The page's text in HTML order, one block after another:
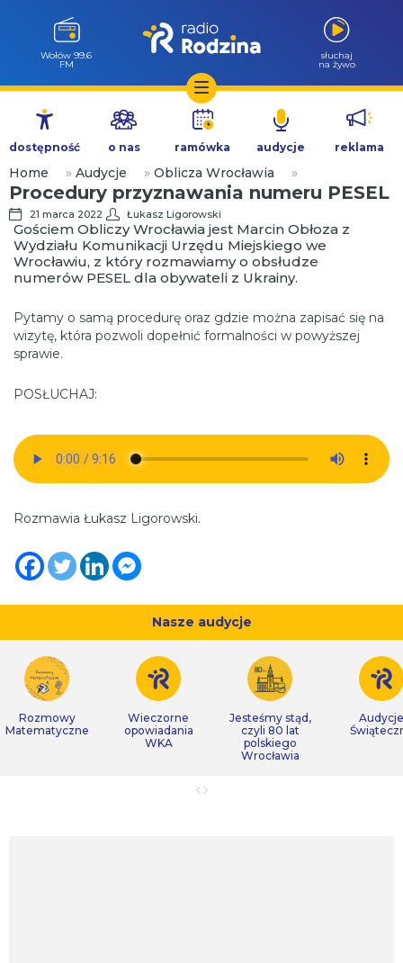
Przejdź
treści
Wołów 99.6
FM
słuchaj
na żywo
dostępność o nas ramówka audycje reklama
Home » Audycje » Oblicza Wrocławia »
Procedury przyznawania numeru PESEL
21 marca 2022 Łukasz Ligorowski
Gościem Obliczy Wrocławia jest Marcin Obłoza z
Wydziału Komunikacji Urzędu Miejskiego we
Wrocławiu, z który rozmawiamy o obsłudze
numerów PESEL dla obywateli z Ukrainy.
Pytamy o samą procedurę oraz gdzie można zapisać się na
wizytę, która pozwoli dopełnić formalności w powyższej
sprawie.
POSŁUCHAJ:
Rozmawia Łukasz Ligorowski.
Nasze audycje
Rozmowy
Matematyczne
Wieczorne
opowiadania
WKA
Jesteśmy stąd,
czyli 80 lat
polskiego
Wrocławia
Audycje